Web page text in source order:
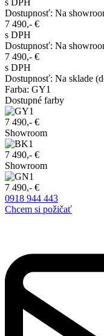
Dostupnosť: Na
7 490,- €
s DPH
Dostupnosť: Na
7 490,- €
s DPH
Dostupnosť: Na sklade
Farba: GY1
Dostupné farby
7 490,- €
Showroom
7 490,- €
Showroom
7 490,- €
0918 944 443
Chcem si požičať